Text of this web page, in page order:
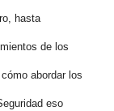
hasta
de los
abordar los
eso